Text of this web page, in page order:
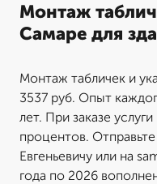
Монтаж
Самаре для
Монтаж табличек и
3537 руб. Опыт
лет. При заказе
процентов.
Евгеньевичу или на
года по 2026